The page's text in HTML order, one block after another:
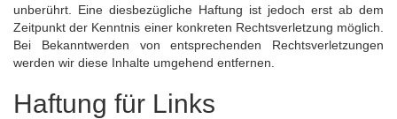
unberührt. Eine diesbezügliche Haftung ist jedoch erst ab dem
Zeitpunkt der Kenntnis einer konkreten Rechtsverletzung möglich.
Bei Bekanntwerden von entsprechenden Rechtsverletzungen
werden wir diese Inhalte umgehend entfernen.
Haftung für Links